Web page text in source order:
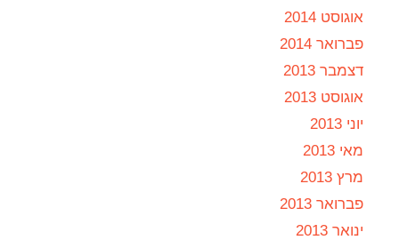
אוגוסט 2014
פברואר 2014
דצמבר 2013
אוגוסט 2013
יוני 2013
מאי 2013
מרץ 2013
פברואר 2013
ינואר 2013